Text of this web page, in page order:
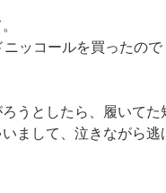
ニッコールを買ったので
うとしたら、履いてた
まして、泣きながら逃